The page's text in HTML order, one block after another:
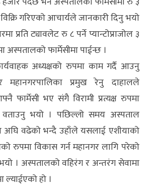
गरिएको आचार्यले जानकारी दिनु भयो
प्रति ट्यावलेट रु ८ पर्ने प्यान्टोप्राजोल ३
अस्पतालको फार्मेसीमा पाईन्छ ।
अध्यक्षको रुपमा काम गर्दै आउनु
महानगरपालिका प्रमुख रेनु दाहालले
फार्मेसी भए संगै विरामी प्रत्यक्ष रुपमा
वताउनु भयो । पछिल्लो समय अस्पताल
अघि वढेको भन्दै उहाँले यसलाई एशीयाको
रुपमा विकास गर्न महानगर लागि परेको
। अस्पतालको वहिरंग र अन्तरंग सेवामा
ल्याईएको हो ।